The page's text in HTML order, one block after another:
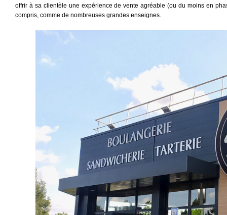
offrir à sa clientèle une expérience de vente agréable (ou du moins en
compris, comme de nombreuses grandes enseignes.